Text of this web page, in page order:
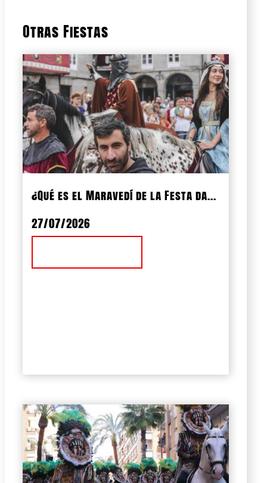
Otras Fiestas
¿Qué es el Maravedí de la Festa da...
27/07/2026